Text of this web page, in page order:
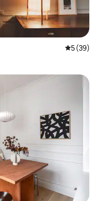
Vidutinis
5 (39)